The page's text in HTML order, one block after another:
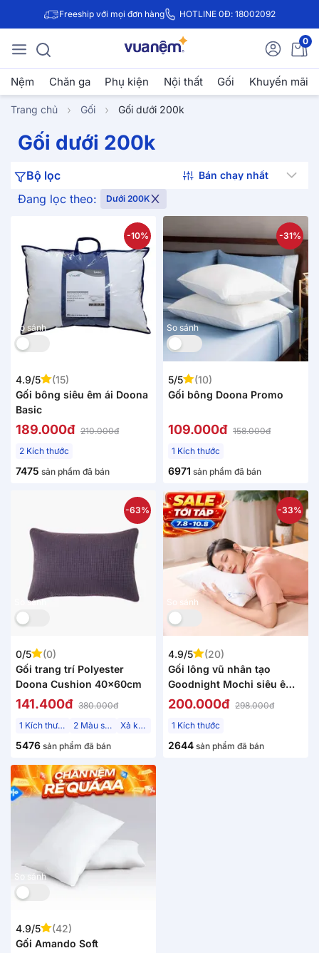
Freeship với mọi đơn hàng HOTLINE 0Đ: 18002092
0
Nệm Chăn ga Phụ kiện Nội thất Gối Khuyến mãi
Trang chủ Gối Gối dưới 200k
Gối dưới 200k
Đang lọc theo: Dưới 200K
Bộ lọc
So sánh
-10%
4.9/5
(15)
Gối bông siêu êm ái Doona
Basic
189.000đ 210.000đ
2 Kích thước
7475 sản phẩm đã bán
So sánh
-31%
5/5
(10)
Gối bông Doona Promo
109.000đ 158.000đ
1 Kích thước
6971 sản phẩm đã bán
So sánh
-63%
0/5
(0)
Gối trang trí Polyester
Doona Cushion 40x60cm
141.400đ 380.000đ
1 Kích thước
2 Màu sắc Xả kho
5476 sản phẩm đã bán
So sánh
-33%
4.9/5
(20)
Gối lông vũ nhân tạo
Goodnight Mochi siêu êm
chuẩn khách sạn 5 sao
200.000đ 298.000đ
1 Kích thước
2644 sản phẩm đã bán
So sánh
4.9/5
(42)
Gối Amando Soft